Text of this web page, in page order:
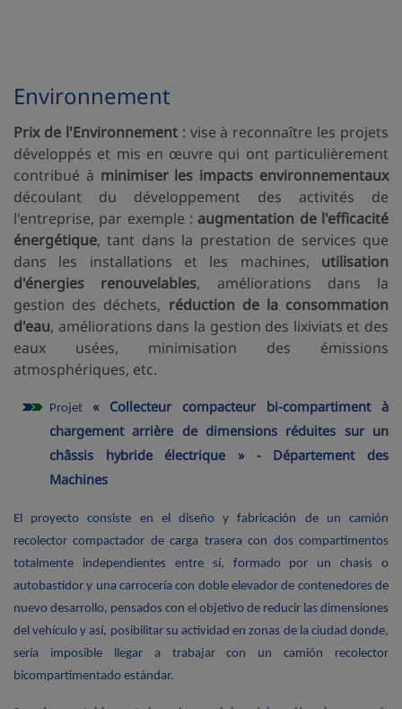
Environnement
Prix de l'Environnement: vise à reconnaître les projets
développés et mis en œuvre qui ont particulièrement
contribué à minimiser les impacts environnementaux
découlant du développement des activités de
l'entreprise, par exemple : augmentation de l'efficacité
énergétique, tant dans la prestation de services que
dans les installations et les machines, utilisation
d'énergies renouvelables, améliorations dans la
gestion des déchets, réduction de la consommation
d'eau, améliorations dans la gestion des lixiviats et des
eaux usées, minimisation des émissions
atmosphériques, etc.
Projet « Collecteur compacteur bi-compartiment à
chargement arrière de dimensions réduites sur un
châssis hybride électrique » - Département des
Machines
El proyecto consiste en el diseño y fabricación de un camión
recolector compactador de carga trasera con dos compartimentos
totalmente independientes entre sí, formado por un chasis o
autobastidor y una carrocería con doble elevador de contenedores de
nuevo desarrollo, pensados con el objetivo de reducir las dimensiones
del vehículo y así, posibilitar su actividad en zonas de la ciudad donde,
sería imposible llegar a trabajar con un camión recolector
bicompartimentado estándar.